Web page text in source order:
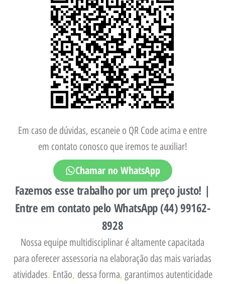
Em caso de dúvidas, escaneie o QR Code acima e entre
em contato conosco que iremos te auxiliar!
Chamar no WhatsApp
Fazemos esse trabalho por um preço justo! |
Entre em contato pelo WhatsApp (44) 99162-
8928
Nossa equipe multidisciplinar é altamente capacitada
para oferecer assessoria na elaboração das mais variadas
atividades. Então, dessa forma, garantimos autenticidade